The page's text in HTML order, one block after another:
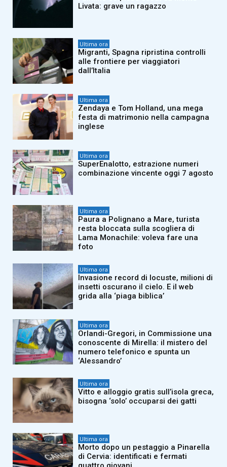
Livata: grave un ragazzo
Ultima ora
Migranti, Spagna ripristina controlli
alle frontiere per viaggiatori
dall’Italia
Ultima ora
Zendaya e Tom Holland, una mega
festa di matrimonio nella campagna
inglese
Ultima ora
SuperEnalotto, estrazione numeri
combinazione vincente oggi 7 agosto
Ultima ora
Paura a Polignano a Mare, turista
resta bloccata sulla scogliera di
Lama Monachile: voleva fare una
foto
Ultima ora
Invasione record di locuste, milioni di
insetti oscurano il cielo. E il web
grida alla ‘piaga biblica’
Ultima ora
Orlandi-Gregori, in Commissione una
conoscente di Mirella: il mistero del
numero telefonico e spunta un
‘Alessandro’
Ultima ora
Vitto e alloggio gratis sull’isola greca,
bisogna ‘solo’ occuparsi dei gatti
Ultima ora
Morto dopo un pestaggio a Pinarella
di Cervia: identificati e fermati